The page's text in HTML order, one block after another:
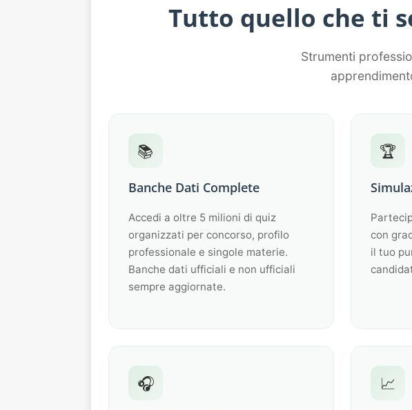
Tutto quello che ti
Strumenti
📚
Banche Dati Complete
Accedi a oltre 5 milioni di quiz
organizzati per concorso, profilo
professionale e singole materie.
Banche dati ufficiali e non ufficiali
sempre aggiornate.
🏆
con
il tuo
🎧 📈